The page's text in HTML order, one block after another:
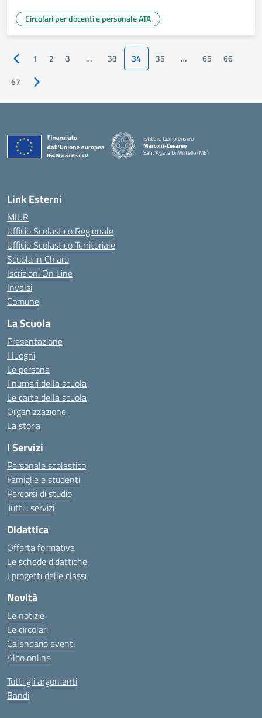
Circolari per docenti e personale ATA
Pagina precedente
1 2 3 … 33 34 35 … 65
66
67
Pagina successiva
Istituto Comprensivo
Marconi-Cesareo
Sant'Agata Di Militello (ME)
— Visita la pagina iniziale della scuola
Link Esterni
MIUR
Ufficio Scolastico Regionale
Ufficio Scolastico Territoriale
Scuola in Chiaro
Iscrizioni On Line
Invalsi
Comune
La Scuola
Presentazione
I luoghi
Le persone
I numeri della scuola
Le carte della scuola
Organizzazione
La storia
I Servizi
Personale scolastico
Famiglie e studenti
Percorsi di studio
Tutti i servizi
Didattica
Offerta formativa
Le schede didattiche
I progetti delle classi
Novità
Le notizie
Le circolari
Calendario eventi
Albo online
Tutti gli argomenti
Bandi